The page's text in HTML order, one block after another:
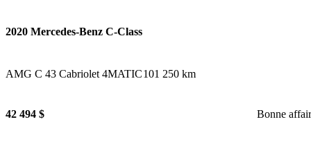
2020 Mercedes-Benz C-Class
AMG C 43 Cabriolet 4MATIC101 250 km
42 494 $ Bonne